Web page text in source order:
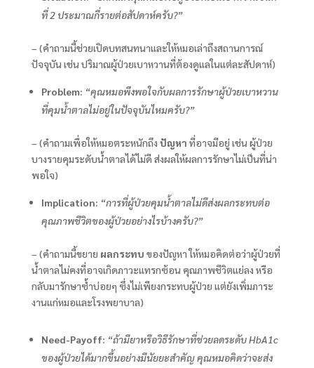
ที่ 2 ประมาณกี่รายต่อสัปดาห์ครับ?”
– (คำถามนี้ช่วยเปิดบทสนทนาและให้หมอเล่าถึงสถานการณ์
ปัจจุบัน เช่น ปริมาณผู้ป่วยเบาหวานที่ต้องดูแลในแต่ละสัปดาห์)
Problem: “คุณหมอพึงพอใจกับผลการรักษาผู้ป่วยเบาหวาน
ที่คุมน้ำตาลไม่อยู่ในปัจจุบันไหมครับ?”
– (คำถามเพื่อให้หมอตระหนักถึง ปัญหา ที่อาจมีอยู่ เช่น ผู้ป่วย
บางรายคุมระดับน้ำตาลได้ไม่ดี ส่งผลให้ผลการรักษาไม่เป็นที่น่า
พอใจ)
Implication: “การที่ผู้ป่วยคุมน้ำตาลไม่ดีส่งผลกระทบต่อ
คุณภาพชีวิตของผู้ป่วยอย่างไรบ้างครับ?”
– (คำถามนี้ขยาย ผลกระทบ ของปัญหา ให้หมอคิดต่อว่าผู้ป่วยที่
น้ำตาลไม่คงที่อาจเกิดภาวะแทรกซ้อน คุณภาพชีวิตแย่ลง หรือ
กลับมารักษาซ้ำบ่อยๆ ซึ่งไม่เพียงกระทบผู้ป่วย แต่ยังเพิ่มภาระ
งานแก่หมอและโรงพยาบาล)
Need-Payoff: “ถ้ามียาหรือวิธีรักษาที่ช่วยลดระดับ HbA1c
ของผู้ป่วยได้มากขึ้นอย่างมีนัยยะสำคัญ คุณหมอคิดว่าจะส่ง